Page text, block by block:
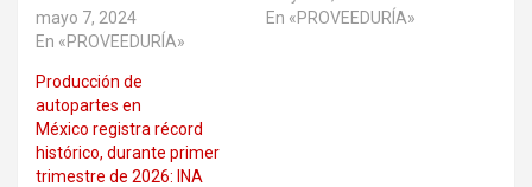
mayo 7, 2024
En «PROVEEDURÍA»
En «PROVEEDURÍA»
Producción de
autopartes en
México registra récord
histórico, durante primer
trimestre de 2026: INA